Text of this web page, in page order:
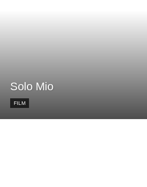
Solo Mio
FILM